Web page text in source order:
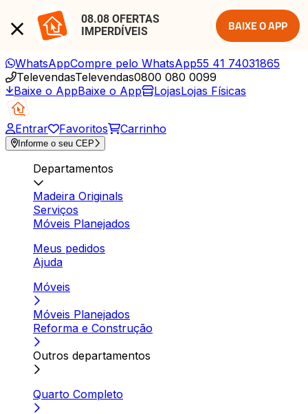
08.08 OFERTAS
IMPERDÍVEIS
BAIXE O APP
WhatsAppCompre pelo WhatsApp55 41 74031865
TelevendasTelevendas0800 080 0099
Baixe o AppBaixe o App LojasLojas Físicas
Entrar Favoritos Carrinho
Informe o seu CEP
Departamentos
Madeira Originals
Serviços
Móveis Planejados
Meus pedidos
Ajuda
Móveis
Móveis Planejados
Reforma e Construção
Outros departamentos
Quarto Completo